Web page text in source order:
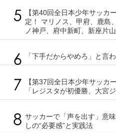
【第40回全日本少年サッカ
定！ マリノス、甲府、鹿島
ノ神戸、府中新町、新座片
「下手だからやめろ」と言
【第37回全日本少年サッカ
「レジスタが初優勝、大宮
サッカーで「声を出す」意
しの“必要感”と実践法